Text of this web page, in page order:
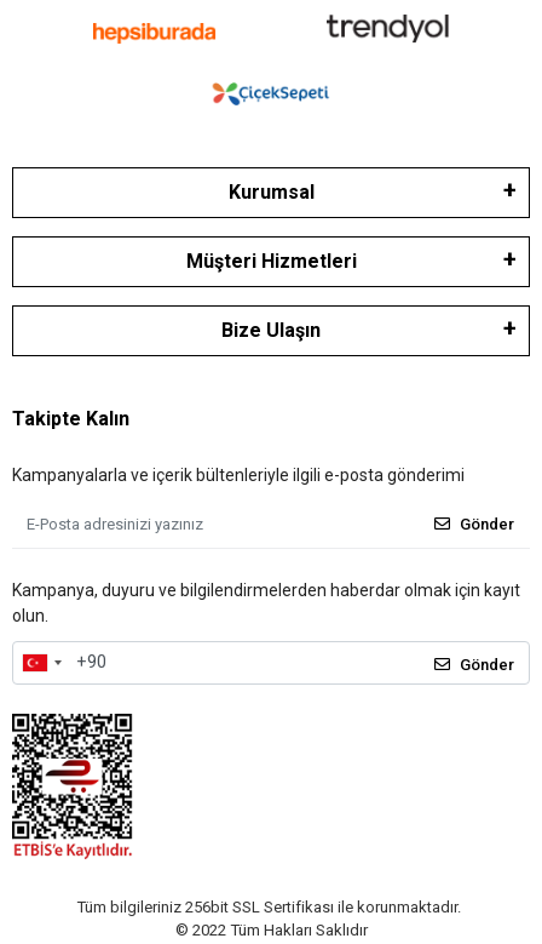
Kurumsal
Müşteri Hizmetleri
Bize Ulaşın
Takipte Kalın
Kampanyalarla ve içerik bültenleriyle ilgili e-posta gönderimi
Gönder
Kampanya, duyuru ve bilgilendirmelerden haberdar olmak için kayıt
olun.
Gönder
Tüm bilgileriniz 256bit SSL Sertifikası ile korunmaktadır.
© 2022 Tüm Hakları Saklıdır